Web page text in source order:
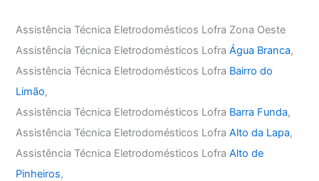
Assistência Técnica Eletrodomésticos Lofra Zona Oeste
Assistência Técnica Eletrodomésticos LofraÁgua Branca,
Assistência Técnica Eletrodomésticos Lofra Bairro do
Limão,
Assistência Técnica Eletrodomésticos Lofra Barra Funda,
Assistência Técnica Eletrodomésticos LofraAlto da Lapa,
Assistência Técnica Eletrodomésticos LofraAlto de
Pinheiros,